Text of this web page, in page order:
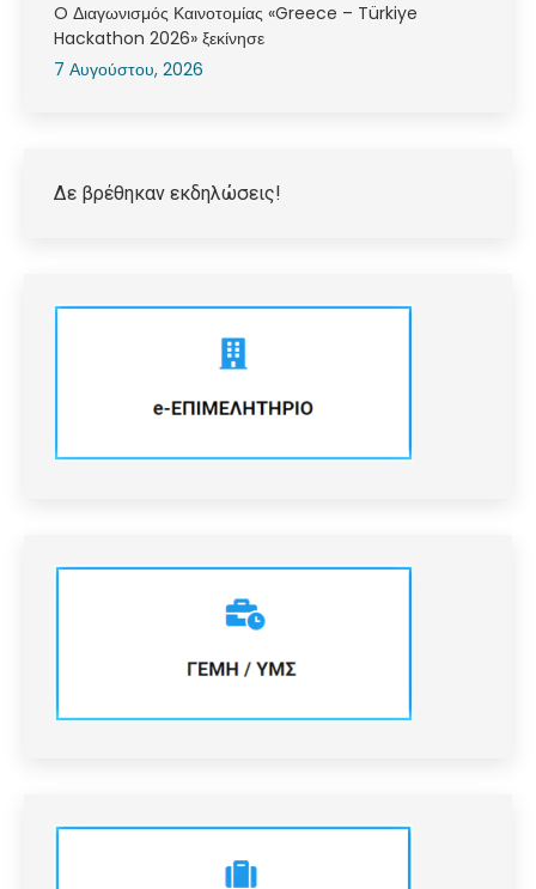
O Διαγωνισμός Καινοτομίας «Greece – Türkiye
Hackathon 2026» ξεκίνησε
7 Αυγούστου, 2026
Δε βρέθηκαν εκδηλώσεις!